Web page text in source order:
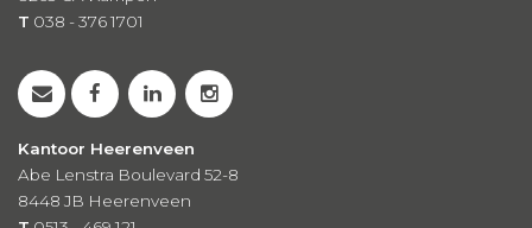
T 038 - 376 1701
Kantoor Heerenveen
Abe Lenstra Boulevard 52-8
8448 JB Heerenveen